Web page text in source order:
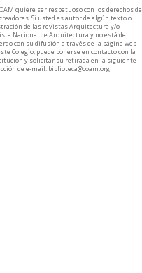
quiere ser respetuoso con los derechos de
Si usted es autor de algún texto o
de las revistas Arquitectura y/o
Nacional de Arquitectura y no está de
con su difusión a través de la página web
Colegio, puede ponerse en contacto con la
y solicitar su retirada en la siguiente
de e-mail: biblioteca@coam.org